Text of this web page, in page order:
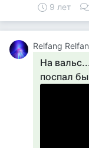
9 лет
Relfang
На
поспал